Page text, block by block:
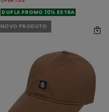
DUPLA PROMO 10% EXTRA
NOVO PRODUTO